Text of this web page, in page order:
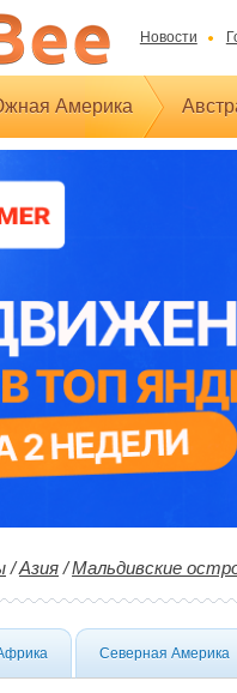
Новости
Америка
/Азия /Мальдивские
Северная Америка